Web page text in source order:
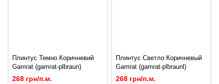
Плинтус Темно Коричневий
Gamrat (gamrat-plbraun)
268 грн/п.м.
Плинтус Светло Коричневый
Gamrat (gamrat-plbraunl)
268 грн/п.м.